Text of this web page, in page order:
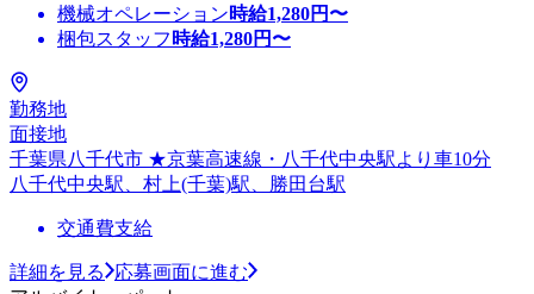
機械オペレーション時給1,280円〜
梱包スタッフ 時給1,280円〜
勤務地
面接地
千葉県八千代市 ★京葉高速線・八千代中央駅より車10分
八千代中央駅、村上(千葉)駅、勝田台駅
交通費支給
詳細を見る
応募画面に進む